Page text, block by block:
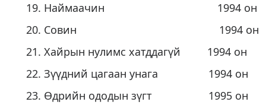
Наймаачин 1994 он
Совин 1994 он
Хайрын нулимс хатддагүй 1994 он
Зүүдний цагаан унага 1994 он
Өдрийн ододын зүгт 1995 он